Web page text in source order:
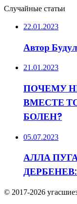
Случайные статьи
22.01.2023
Автор
21.01.2023
ПОЧЕМУ
ВМЕСТЕ
БОЛЕН?
05.07.2023
АЛЛА
© 2017-2026